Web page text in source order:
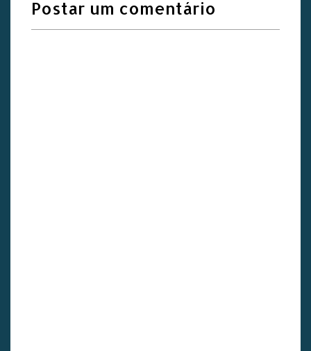
Postar um comentário